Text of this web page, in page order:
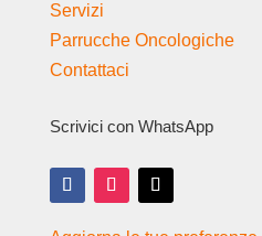
Servizi
Parrucche Oncologiche
Contattaci
Scrivici con WhatsApp